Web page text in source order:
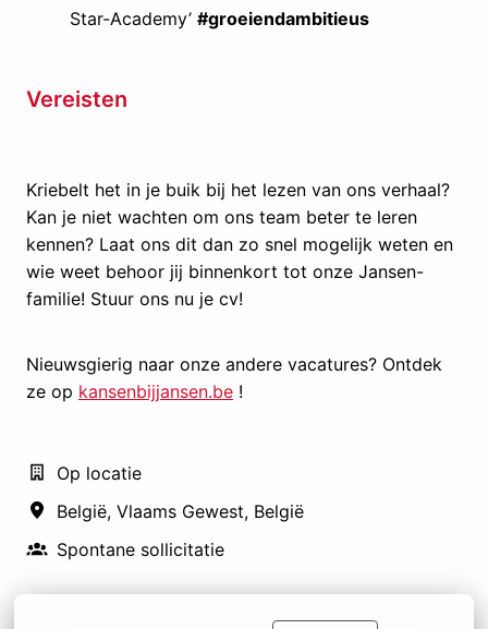
Star-Academy’ #groeiendambitieus
Vereisten
Kriebelt het in je buik bij het lezen van ons verhaal?
Kan je niet wachten om ons team beter te leren
kennen? Laat ons dit dan zo snel mogelijk weten en
wie weet behoor jij binnenkort tot onze Jansen-
familie! Stuur ons nu je cv!
Nieuwsgierig naar onze andere vacatures? Ontdek
ze op kansenbijjansen.be !
Op locatie
België, Vlaams Gewest, België
Spontane sollicitatie